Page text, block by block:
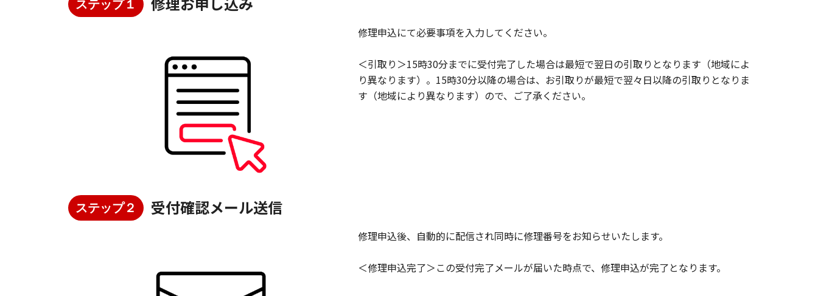
ステップ１
修理申込にて必要事項を入力してください。
＜引取り＞15時30分までに受付完了した場合は最短で翌日の引取りとなります（地域によ
り異なります）。15時30分以降の場合は、お引取りが最短で翌々日以降の引取りとなりま
す（地域により異なります）ので、ご了承ください。
ステップ２ 受付確認メール送信
修理申込後、自動的に配信され同時に修理番号をお知らせいたします。
＜修理申込完了＞この受付完了メールが届いた時点で、修理申込が完了となります。